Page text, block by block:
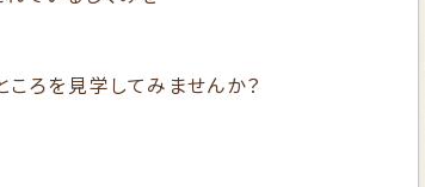
ろを見学してみませんか？